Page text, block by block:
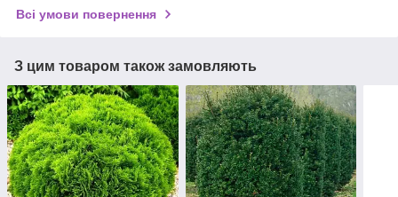
Всі умови повернення
З цим товаром також замовляють